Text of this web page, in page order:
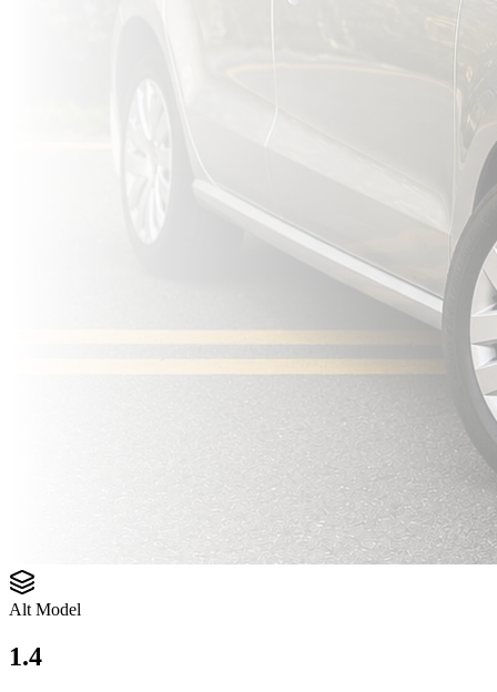
Alt Model
1.4